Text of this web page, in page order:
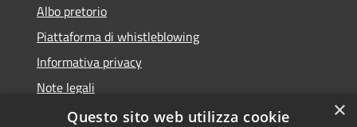
Albo pretorio
Piattaforma di whistleblowing
Informativa privacy
Note legali
Dichiarazione di accessibilità
×
Questo sito web utilizza cookie